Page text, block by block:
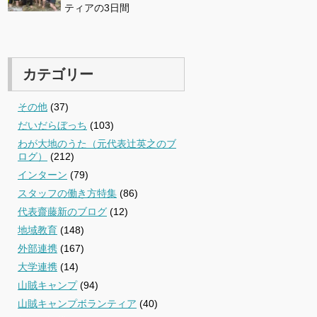
ティアの3日間
カテゴリー
その他 (37)
だいだらぼっち (103)
わが大地のうた（元代表辻英之のブ
ログ）
(212)
インターン (79)
スタッフの働き方特集 (86)
代表齋藤新のブログ (12)
地域教育 (148)
外部連携 (167)
大学連携 (14)
山賊キャンプ(94)
山賊キャンプボランティア (40)